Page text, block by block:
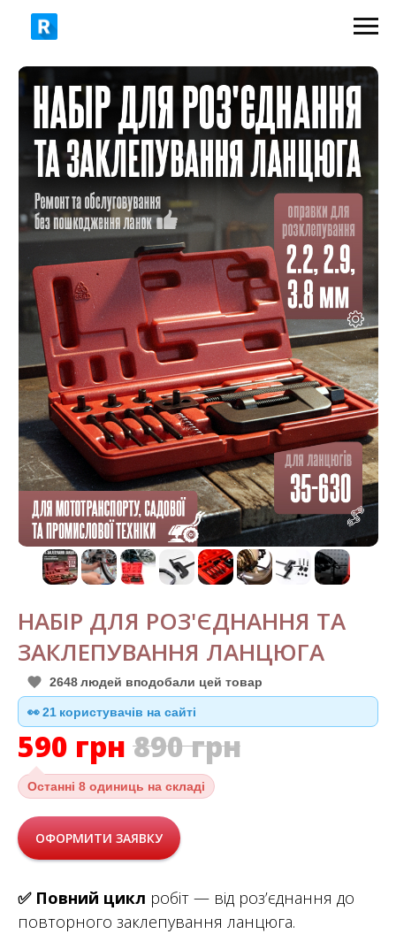
ЗАМОВИТИ
890 грн
НАБІР ДЛЯ РОЗ'ЄДНАННЯ ТА
ЗАКЛЕПУВАННЯ ЛАНЦЮГА
2648 людей вподобали цей товар
👀20 користувачів на сайті
590 грн 890грн
Останні 8 одиниць на складі
ОФОРМИТИ ЗАЯВКУ
✅ Повний цикл робіт — від роз’єднання до
повторного заклепування ланцюга.